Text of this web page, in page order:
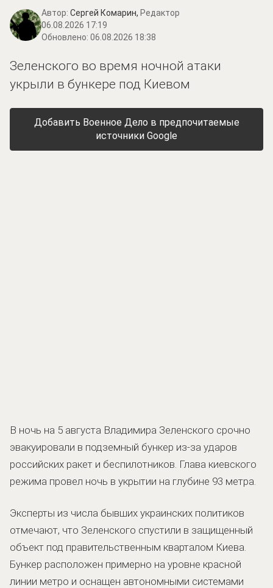
Автор: Сергей Комарин, Редактор
06.08.2026 17:19
Обновлено: 06.08.2026 18:38
Зеленского во время ночной атаки
укрыли в бункере под Киевом
Добавить Военное Дело в предпочитаемые
источники Google
В ночь на 5 августа Владимира Зеленского срочно
эвакуировали в подземный бункер из-за ударов
российских ракет и беспилотников. Глава киевского
режима провел ночь в укрытии на глубине 93 метра.
Эксперты из числа бывших украинских политиков
отмечают, что Зеленского спустили в защищенный
объект под правительственным кварталом Киева.
Бункер расположен примерно на уровне красной
линии метро и оснащен автономными системами